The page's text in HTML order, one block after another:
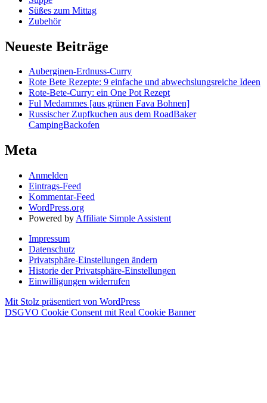
Süßes zum Mittag
Zubehör
Neueste Beiträge
Auberginen-Erdnuss-Curry
Rote Bete Rezepte: 9 einfache und abwechslungsreiche Ideen
Rote-Bete-Curry: ein One Pot Rezept
Ful Medammes [aus grünen Fava Bohnen]
Russischer Zupfkuchen aus dem RoadBaker
CampingBackofen
Meta
Anmelden
Eintrags-Feed
Kommentar-Feed
WordPress.org
Powered by Affiliate Simple Assistent
Impressum
Datenschutz
Privatsphäre-Einstellungen ändern
Historie der Privatsphäre-Einstellungen
Einwilligungen widerrufen
Mit Stolz präsentiert von WordPress
DSGVO Cookie Consent mit Real Cookie Banner